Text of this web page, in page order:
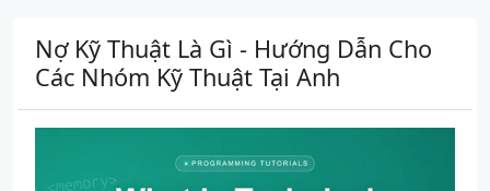
Nợ Kỹ Thuật Là Gì - Hướng Dẫn Cho
Các Nhóm Kỹ Thuật Tại Anh